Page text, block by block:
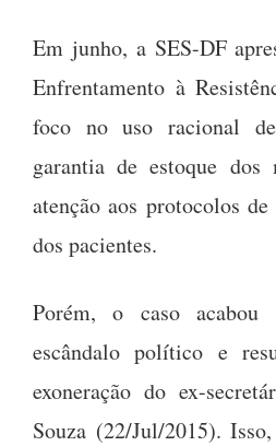
Em junho, a SES-DF
Enfrentamento à
foco no uso racional
garantia de estoque dos
atenção aos protocolos
dos pacientes.
Porém, o caso
escândalo político e
exoneração do ex-
Souza (22/Jul/2015).